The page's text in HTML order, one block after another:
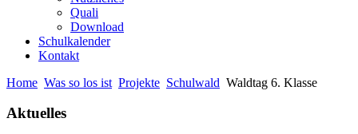
Quali
Download
Schulkalender
Kontakt
Home Was so los ist Projekte Schulwald Waldtag 6. Klasse
Aktuelles